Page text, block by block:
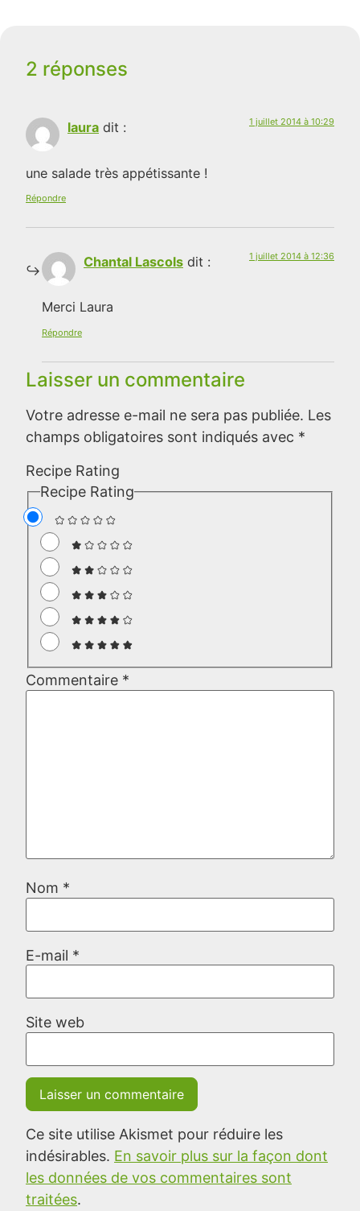
2 réponses
laura dit : 1 juillet 2014 à 10:29
une salade très appétissante !
Répondre
Chantal Lascols dit : 1 juillet 2014 à 12:36
Merci Laura
Répondre
Laisser un commentaire
Votre adresse e-mail ne sera pas publiée. Les
champs obligatoires sont indiqués avec *
Recipe Rating
Recipe Rating
Commentaire *
Nom *
E-mail *
Site web
Ce site utilise Akismet pour réduire les
indésirables. En savoir plus sur la façon dont
les données de vos commentaires sont
traitées.